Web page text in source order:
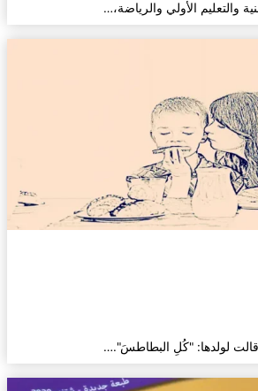
والتعليم الأولي والرياضة،…
لولدها: "كُلِ البطاطسَ".…